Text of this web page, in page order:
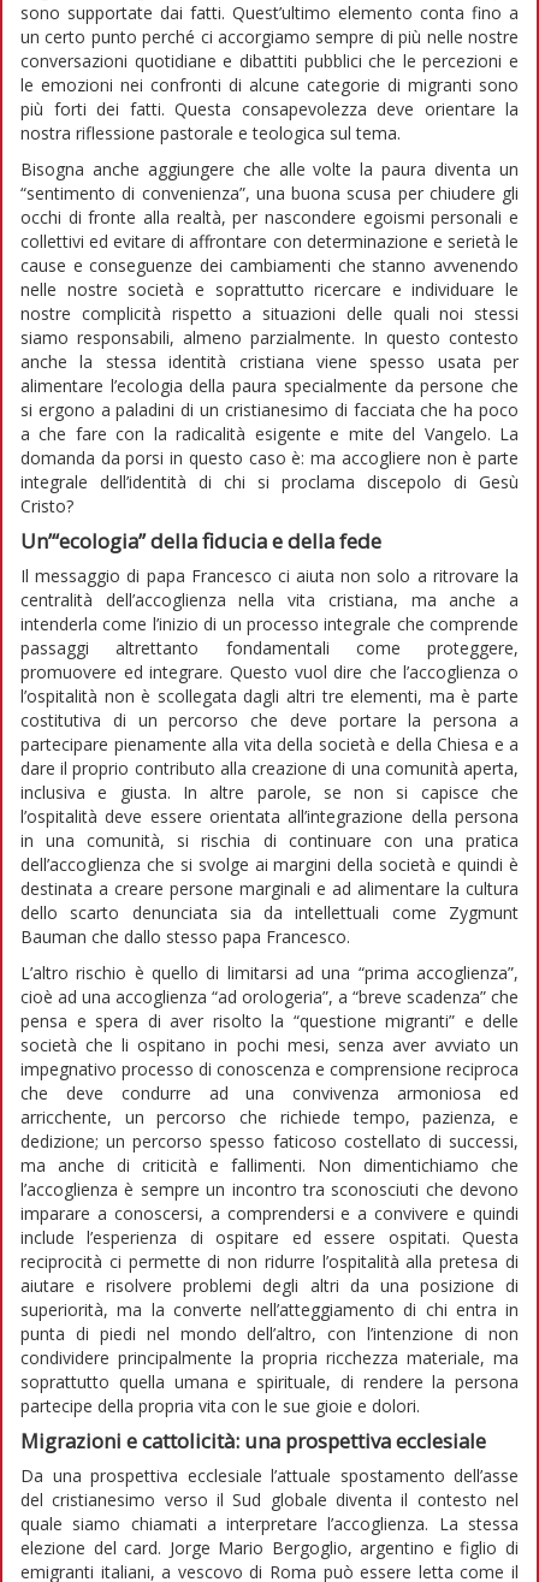
sono supportate dai fatti. Quest’ultimo elemento conta fino a
un certo punto perché ci accorgiamo sempre di più nelle nostre
conversazioni quotidiane e dibattiti pubblici che le percezioni e
le emozioni nei confronti di alcune categorie di migranti sono
più forti dei fatti. Questa consapevolezza deve orientare la
nostra riflessione pastorale e teologica sul tema.
Bisogna anche aggiungere che alle volte la paura diventa un
“sentimento di convenienza”, una buona scusa per chiudere gli
occhi di fronte alla realtà, per nascondere egoismi personali e
collettivi ed evitare di affrontare con determinazione e serietà le
cause e conseguenze dei cambiamenti che stanno avvenendo
nelle nostre società e soprattutto ricercare e individuare le
nostre complicità rispetto a situazioni delle quali noi stessi
siamo responsabili, almeno parzialmente. In questo contesto
anche la stessa identità cristiana viene spesso usata per
alimentare l’ecologia della paura specialmente da persone che
si ergono a paladini di un cristianesimo di facciata che ha poco
a che fare con la radicalità esigente e mite del Vangelo. La
domanda da porsi in questo caso è: ma accogliere non è parte
integrale dell’identità di chi si proclama discepolo di Gesù
Cristo?
Un’“ecologia” della fiducia e della fede
Il messaggio di papa Francesco ci aiuta non solo a ritrovare la
centralità dell’accoglienza nella vita cristiana, ma anche a
intenderla come l’inizio di un processo integrale che comprende
passaggi altrettanto fondamentali come proteggere,
promuovere ed integrare. Questo vuol dire che l’accoglienza o
l’ospitalità non è scollegata dagli altri tre elementi, ma è parte
costitutiva di un percorso che deve portare la persona a
partecipare pienamente alla vita della società e della Chiesa e a
dare il proprio contributo alla creazione di una comunità aperta,
inclusiva e giusta. In altre parole, se non si capisce che
l’ospitalità deve essere orientata all’integrazione della persona
in una comunità, si rischia di continuare con una pratica
dell’accoglienza che si svolge ai margini della società e quindi è
destinata a creare persone marginali e ad alimentare la cultura
dello scarto denunciata sia da intellettuali come Zygmunt
Bauman che dallo stesso papa Francesco.
L’altro rischio è quello di limitarsi ad una “prima accoglienza”,
cioè ad una accoglienza “ad orologeria”, a “breve scadenza” che
pensa e spera di aver risolto la “questione migranti” e delle
società che li ospitano in pochi mesi, senza aver avviato un
impegnativo processo di conoscenza e comprensione reciproca
che deve condurre ad una convivenza armoniosa ed
arricchente, un percorso che richiede tempo, pazienza, e
dedizione; un percorso spesso faticoso costellato di successi,
ma anche di criticità e fallimenti. Non dimentichiamo che
l’accoglienza è sempre un incontro tra sconosciuti che devono
imparare a conoscersi, a comprendersi e a convivere e quindi
include l’esperienza di ospitare ed essere ospitati. Questa
reciprocità ci permette di non ridurre l’ospitalità alla pretesa di
aiutare e risolvere problemi degli altri da una posizione di
superiorità, ma la converte nell’atteggiamento di chi entra in
punta di piedi nel mondo dell’altro, con l’intenzione di non
condividere principalmente la propria ricchezza materiale, ma
soprattutto quella umana e spirituale, di rendere la persona
partecipe della propria vita con le sue gioie e dolori.
Migrazioni e cattolicità: una prospettiva ecclesiale
Da una prospettiva ecclesiale l’attuale spostamento dell’asse
del cristianesimo verso il Sud globale diventa il contesto nel
quale siamo chiamati a interpretare l’accoglienza. La stessa
elezione del card. Jorge Mario Bergoglio, argentino e figlio di
emigranti italiani, a vescovo di Roma può essere letta come il